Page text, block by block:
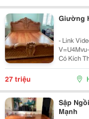
Giường
- Link
Có Kích
X 2M2 =
Đánh
27 triệu
Sập
Mạnh